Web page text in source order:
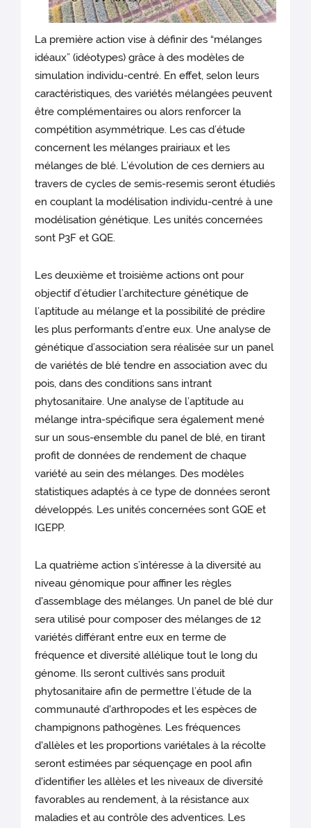
La première action vise à définir des “mélanges
idéaux” (idéotypes) grâce à des modèles de
simulation individu-centré. En effet, selon leurs
caractéristiques, des variétés mélangées peuvent
être complémentaires ou alors renforcer la
compétition asymmétrique. Les cas d’étude
concernent les mélanges prairiaux et les
mélanges de blé. L’évolution de ces derniers au
travers de cycles de semis-resemis seront étudiés
en couplant la modélisation individu-centré à une
modélisation génétique. Les unités concernées
sont P3F et GQE.
Les deuxième et troisième actions ont pour
objectif d’étudier l’architecture génétique de
l’aptitude au mélange et la possibilité de prédire
les plus performants d’entre eux. Une analyse de
génétique d’association sera réalisée sur un panel
de variétés de blé tendre en association avec du
pois, dans des conditions sans intrant
phytosanitaire. Une analyse de l’aptitude au
mélange intra-spécifique sera également mené
sur un sous-ensemble du panel de blé, en tirant
profit de données de rendement de chaque
variété au sein des mélanges. Des modèles
statistiques adaptés à ce type de données seront
développés. Les unités concernées sont GQE et
IGEPP.
La quatrième action s’intéresse à la diversité au
niveau génomique pour affiner les règles
d'assemblage des mélanges. Un panel de blé dur
sera utilisé pour composer des mélanges de 12
variétés différant entre eux en terme de
fréquence et diversité allélique tout le long du
génome. Ils seront cultivés sans produit
phytosanitaire afin de permettre l’étude de la
communauté d'arthropodes et les espèces de
champignons pathogènes. Les fréquences
d'allèles et les proportions variétales à la récolte
seront estimées par séquençage en pool afin
d'identifier les allèles et les niveaux de diversité
favorables au rendement, à la résistance aux
maladies et au contrôle des adventices. Les